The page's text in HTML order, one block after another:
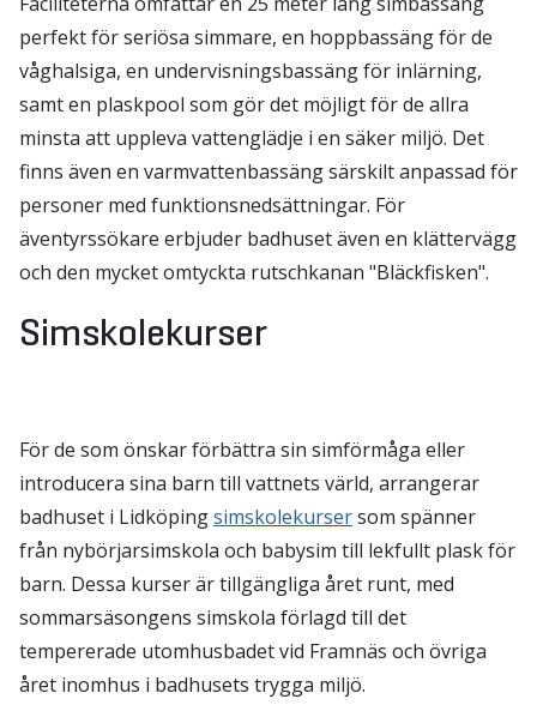
perfekt för seriösa simmare, en hoppbassäng för de
våghalsiga, en undervisningsbassäng för inlärning,
samt en plaskpool som gör det möjligt för de allra
minsta att uppleva vattenglädje i en säker miljö. Det
finns även en varmvattenbassäng särskilt anpassad för
personer med funktionsnedsättningar. För
äventyrssökare erbjuder badhuset även en klättervägg
och den mycket omtyckta rutschkanan "Bläckfisken".
Simskolekurser
För de som önskar förbättra sin simförmåga eller
introducera sina barn till vattnets värld, arrangerar
badhuset i Lidköpingsimskolekursersom spänner
från nybörjarsimskola och babysim till lekfullt plask för
barn. Dessa kurser är tillgängliga året runt, med
sommarsäsongens simskola förlagd till det
tempererade utomhusbadet vid Framnäs och övriga
året inomhus i badhusets trygga miljö.